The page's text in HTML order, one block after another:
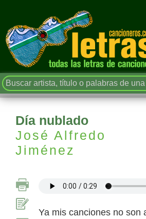
Día nublado
José Alfredo
Jiménez
Ya mis canciones no son